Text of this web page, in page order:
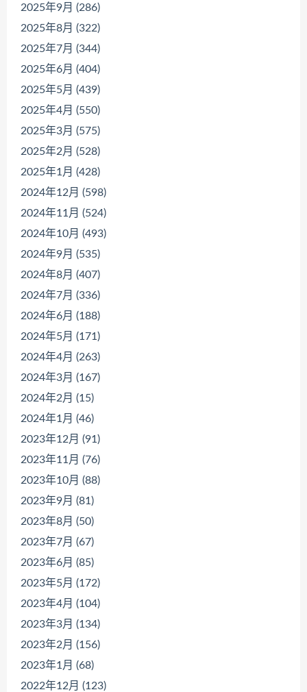
2025年9月 (286)
2025年8月 (322)
2025年7月 (344)
2025年6月 (404)
2025年5月 (439)
2025年4月 (550)
2025年3月 (575)
2025年2月 (528)
2025年1月 (428)
2024年12月 (598)
2024年11月 (524)
2024年10月 (493)
2024年9月 (535)
2024年8月 (407)
2024年7月 (336)
2024年6月 (188)
2024年5月 (171)
2024年4月 (263)
2024年3月 (167)
2024年2月 (15)
2024年1月 (46)
2023年12月 (91)
2023年11月 (76)
2023年10月 (88)
2023年9月 (81)
2023年8月 (50)
2023年7月 (67)
2023年6月 (85)
2023年5月 (172)
2023年4月 (104)
2023年3月 (134)
2023年2月 (156)
2023年1月 (68)
2022年12月 (123)